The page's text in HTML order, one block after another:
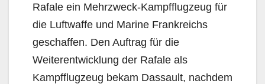
Rafale ein Mehrzweck-Kampfflugzeug für
die Luftwaffe und Marine Frankreichs
geschaffen. Den Auftrag für die
Weiterentwicklung der Rafale als
Kampfflugzeug bekam Dassault, nachdem